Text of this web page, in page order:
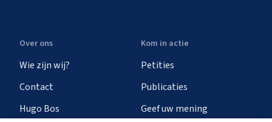
Over ons
Wie zijn wij?
Contact
Hugo Bos
Kom in actie
Petities
Publicaties
Geef uw mening